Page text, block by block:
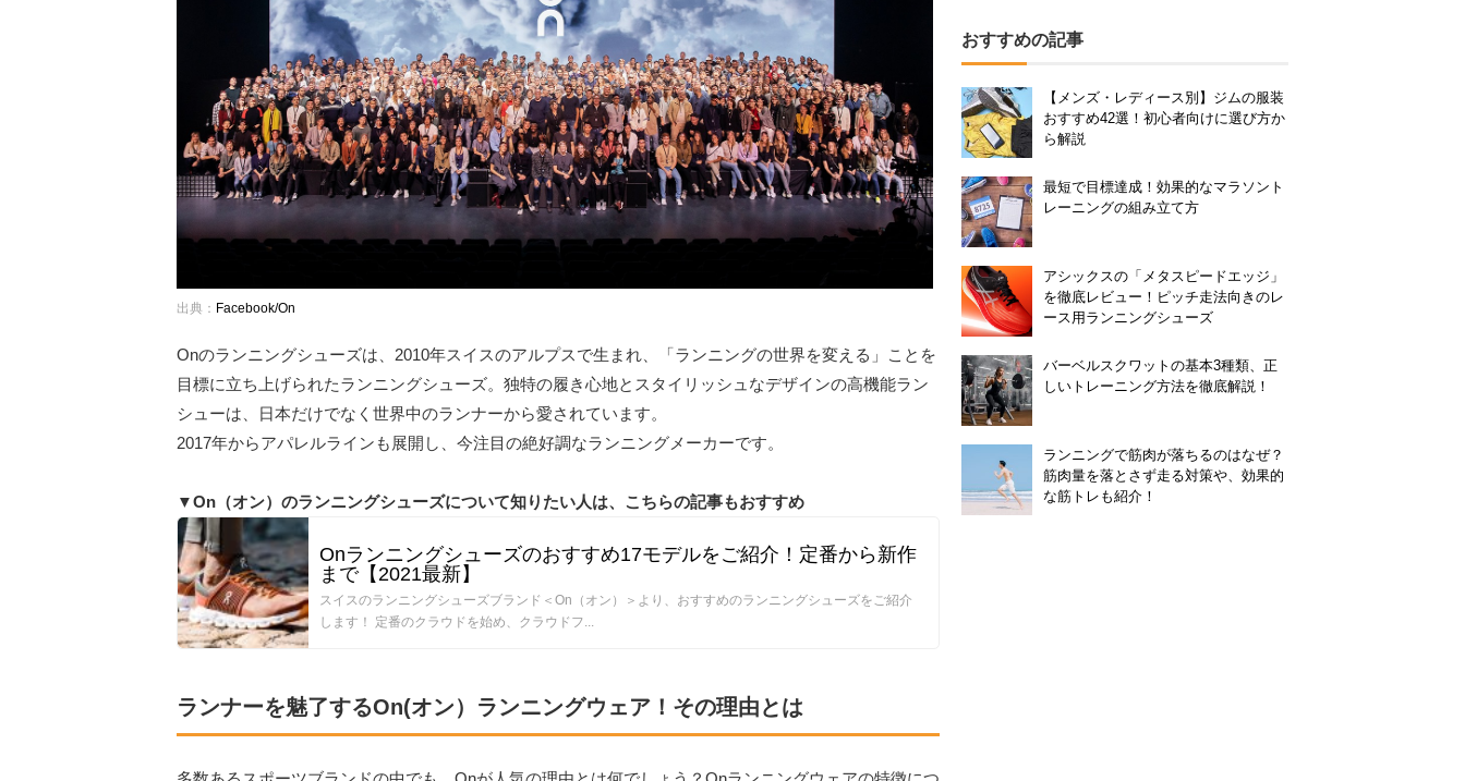
出典： Facebook/On
Onのランニングシューズは、2010年スイスのアルプスで生まれ、「ランニングの世界を変える」ことを
目標に立ち上げられたランニングシューズ。独特の履き心地とスタイリッシュなデザインの高機能ラン
シューは、日本だけでなく世界中のランナーから愛されています。
2017年からアパレルラインも展開し、今注目の絶好調なランニングメーカーです。
▼On（オン）のランニングシューズについて知りたい人は、こちらの記事もおすすめ
Onランニングシューズのおすすめ17モデルをご紹介！定番から新作
まで【2021最新】
スイスのランニングシューズブランド＜On（オン）＞より、おすすめのランニングシューズをご紹介
します！ 定番のクラウドを始め、クラウドフ...
ランナーを魅了するOn(オン）ランニングウェア！その理由とは
おすすめの記事
【メンズ・レディース別】ジムの服装
おすすめ42選！初心者向けに選び方か
ら解説
最短で目標達成！効果的なマラソント
レーニングの組み立て方
アシックスの「メタスピードエッジ」
を徹底レビュー！ピッチ走法向きのレ
ース用ランニングシューズ
バーベルスクワットの基本3種類、正
しいトレーニング方法を徹底解説！
ランニングで筋肉が落ちるのはなぜ？
筋肉量を落とさず走る対策や、効果的
な筋トレも紹介！